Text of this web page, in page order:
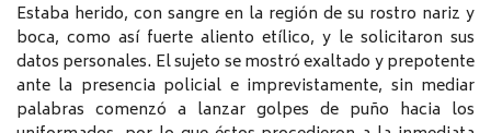
Estaba herido, con sangre en la región de su rostro nariz y
boca, como así fuerte aliento etílico, y le solicitaron sus
datos personales. El sujeto se mostró exaltado y prepotente
ante la presencia policial e imprevistamente, sin mediar
palabras comenzó a lanzar golpes de puño hacia los